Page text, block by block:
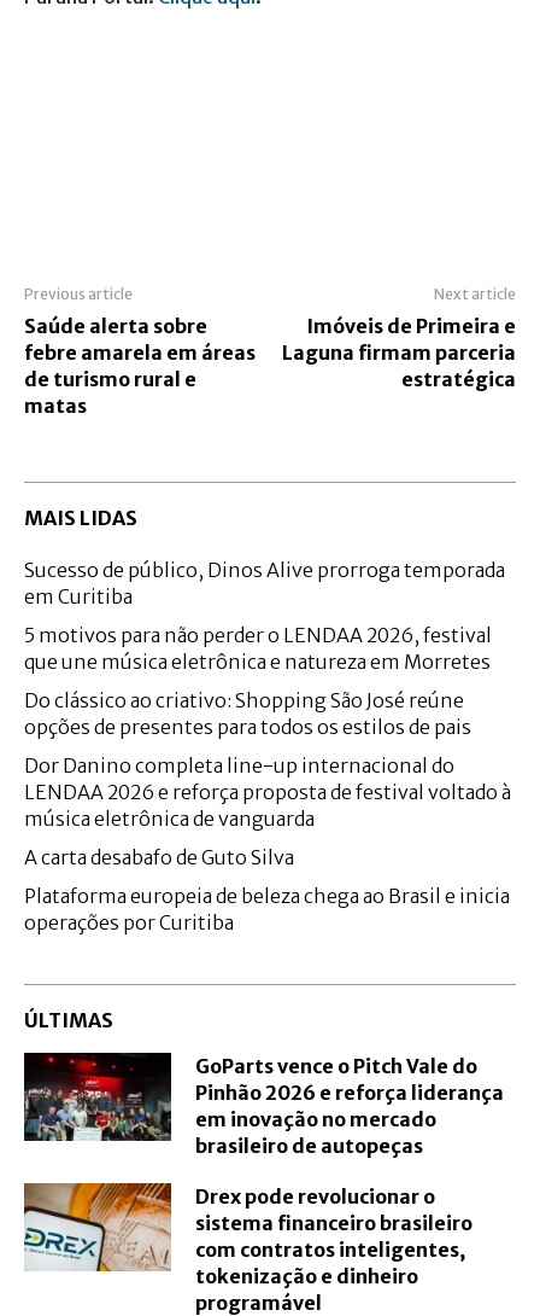
Previous article
Saúde alerta sobre
febre amarela em áreas
de turismo rural e
matas
Next article
Imóveis de Primeira e
Laguna firmam parceria
estratégica
MAIS LIDAS
Sucesso de público, Dinos Alive prorroga temporada
em Curitiba
5 motivos para não perder o LENDAA 2026, festival
que une música eletrônica e natureza em Morretes
Do clássico ao criativo: Shopping São José reúne
opções de presentes para todos os estilos de pais
Dor Danino completa line-up internacional do
LENDAA 2026 e reforça proposta de festival voltado à
música eletrônica de vanguarda
A carta desabafo de Guto Silva
Plataforma europeia de beleza chega ao Brasil e inicia
operações por Curitiba
ÚLTIMAS
GoParts vence o Pitch Vale do
Pinhão 2026 e reforça liderança
em inovação no mercado
brasileiro de autopeças
Drex pode revolucionar o
sistema financeiro brasileiro
com contratos inteligentes,
tokenização e dinheiro
programável